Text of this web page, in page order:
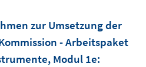
zur Umsetzung der
- Arbeitspaket
Modul 1e: